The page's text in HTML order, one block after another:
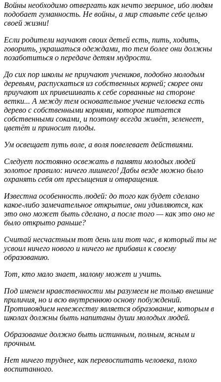
Войны необходимо отвергать как нечто звериное, ибо людям
подобает гуманность. Не войны, а мир ставьте себе целью
своей жизни!
Если родители научают своих детей есть, пить, ходить,
говорить, украшаться одеждами, то тем более они должны
позаботиться о передаче детям мудрости.
До сих пор школы не приучают учеников, подобно молодым
деревьям, распускаться из собственных корней; скорее они
приучают их привешивать к себе сорванные на стороне
ветки... А между тем основательное учение человека есть
дерево с собственными корнями, которое питается
собственными соками, и поэтому всегда живёт, зеленеет,
цветёт и приносит плоды.
Ум освещает путь воле, а воля повелевает действиями.
Следует постоянно освежать в памяти молодых людей
золотое правило: ничего лишнего! Дабы везде можно было
охранять себя от пресыщения и отвращения.
Известна особенность людей: до того как будет сделано
какое-либо замечательное открытие, они удивляются, как
это оно может быть сделано, а после того — как это оно не
было открыто раньше?
Считай несчастным тот день или тот час, в который ты не
усвоил ничего нового и ничего не прибавил к своему
образованию.
Тот, кто мало знает, малому может и учить.
Под именем нравственности мы разумеем не только внешние
приличия, но и всю внутреннюю основу побуждений.
Противоядием невежеству является образование, которым в
школах должны быть напитаны души молодых людей.
Образование должно быть истинным, полным, ясным и
прочным.
Нет ничего труднее, как перевоспитать человека, плохо
воспитанного.